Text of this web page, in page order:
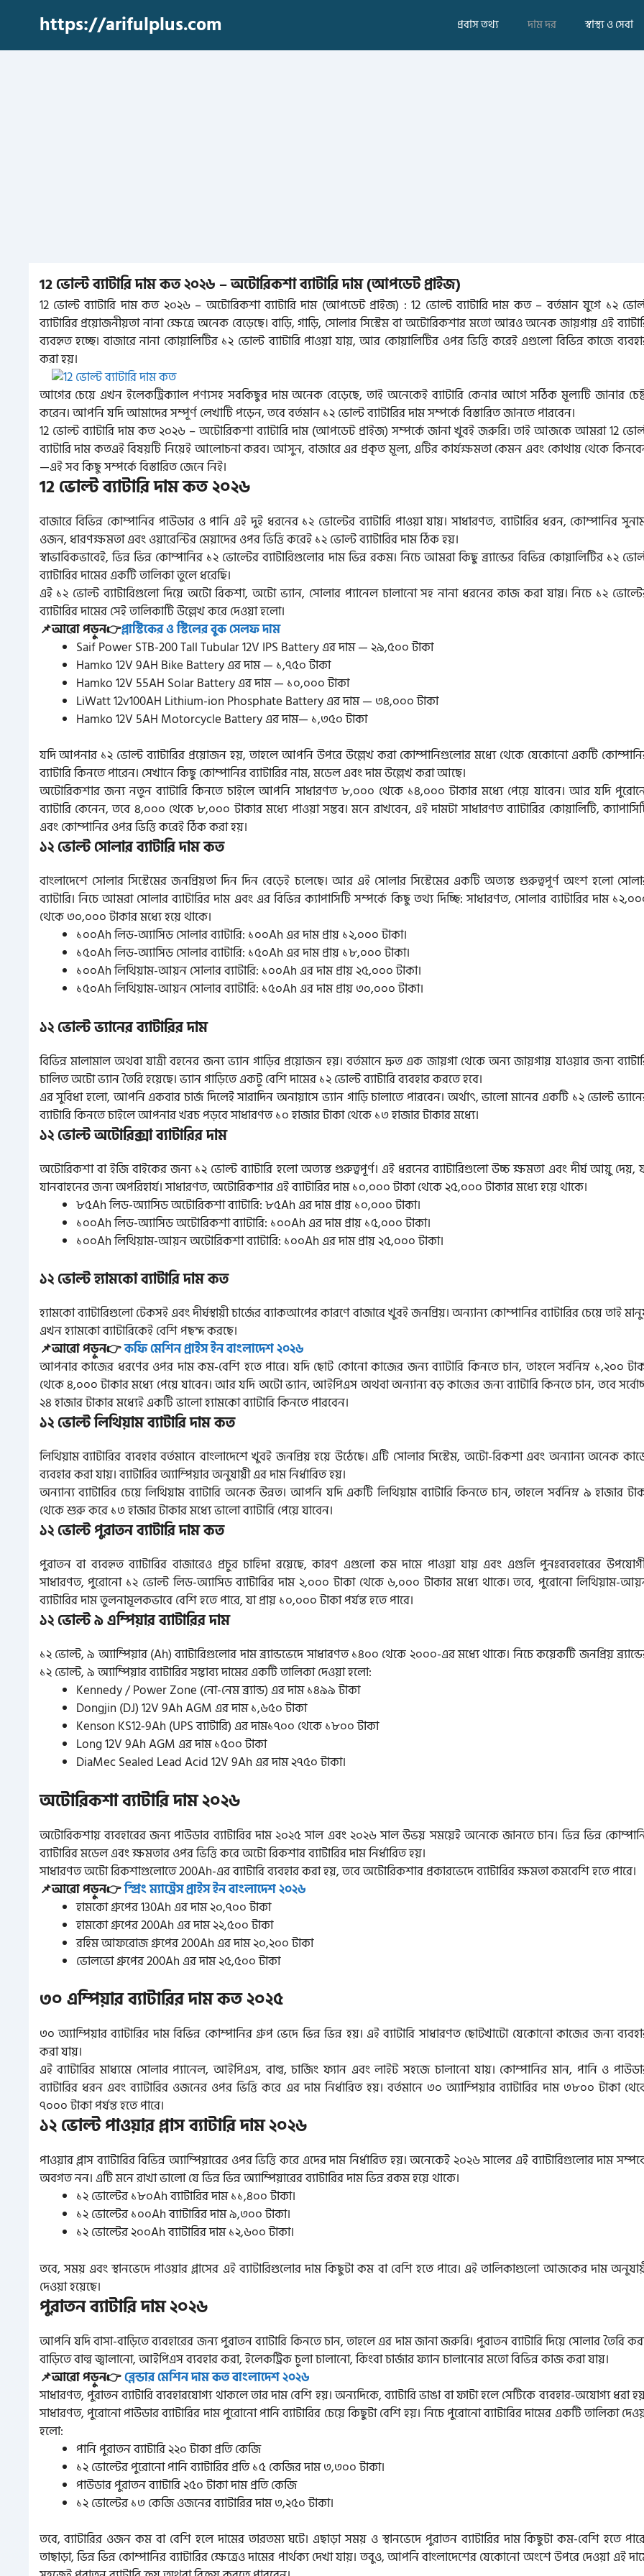
https://arifulplus.com প্রবাস তথ্য দাম দর স্বাস্থ্য ও সেবা
12 ভোল্ট ব্যাটারি দাম কত ২০২৬ – অটোরিকশা ব্যাটারি দাম (আপডেট প্রাইজ)
12 ভোল্ট ব্যাটারি দাম কত ২০২৬ – অটোরিকশা ব্যাটারি দাম (আপডেট প্রাইজ) : 12 ভোল্ট ব্যাটারি দাম কত – বর্তমান যুগে ১২
ব্যাটারির প্রয়োজনীয়তা নানা ক্ষেত্রে অনেক বেড়েছে। বাড়ি, গাড়ি, সোলার সিস্টেম বা অটোরিকশার মতো আরও অনেক জায়গায় এই
ব্যবহৃত হচ্ছে। বাজারে নানা কোয়ালিটির ১২ ভোল্ট ব্যাটারি পাওয়া যায়, আর কোয়ালিটির ওপর ভিত্তি করেই এগুলো বিভিন্ন কাজে
করা হয়।
আগের চেয়ে এখন ইলেকট্রিক্যাল পণ্যসহ সবকিছুর দাম অনেক বেড়েছে, তাই অনেকেই ব্যাটারি কেনার আগে সঠিক মূল্যটি জানার
করেন। আপনি যদি আমাদের সম্পূর্ণ লেখাটি পড়েন, তবে বর্তমান ১২ ভোল্ট ব্যাটারির দাম সম্পর্কে বিস্তারিত জানতে পারবেন।
12 ভোল্ট ব্যাটারি দাম কত ২০২৬ – অটোরিকশা ব্যাটারি দাম (আপডেট প্রাইজ) সম্পর্কে জানা খুবই জরুরি। তাই আজকে আমরা 12
ব্যাটারি দাম কতএই বিষয়টি নিয়েই আলোচনা করব। আসুন, বাজারে এর প্রকৃত মূল্য, এটির কার্যক্ষমতা কেমন এবং কোথায় থেকে
—এই সব কিছু সম্পর্কে বিস্তারিত জেনে নিই।
12 ভোল্ট ব্যাটারি দাম কত ২০২৬
বাজারে বিভিন্ন কোম্পানির পাউডার ও পানি এই দুই ধরনের ১২ ভোল্টের ব্যাটারি পাওয়া যায়। সাধারণত, ব্যাটারির ধরন, কোম্পানির
ওজন, ধারণক্ষমতা এবং ওয়ারেন্টির মেয়াদের ওপর ভিত্তি করেই ১২ ভোল্ট ব্যাটারির দাম ঠিক হয়।
স্বাভাবিকভাবেই, ভিন্ন ভিন্ন কোম্পানির ১২ ভোল্টের ব্যাটারিগুলোর দাম ভিন্ন রকম। নিচে আমরা কিছু ব্র্যান্ডের বিভিন্ন কোয়ালিটির ১২
ব্যাটারির দামের একটি তালিকা তুলে ধরেছি।
এই ১২ ভোল্ট ব্যাটারিগুলো দিয়ে অটো রিকশা, অটো ভ্যান, সোলার প্যানেল চালানো সহ নানা ধরনের কাজ করা যায়। নিচে ১২
ব্যাটারির দামের সেই তালিকাটি উল্লেখ করে দেওয়া হলো।
📌আরো পড়ুন👉প্লাস্টিকের ও স্টিলের বুক সেলফ দাম
Saif Power STB-200 Tall Tubular 12V IPS Battery এর দাম — ২৯,৫০০ টাকা
Hamko 12V 9AH Bike Battery এর দাম — ১,৭৫০ টাকা
Hamko 12V 55AH Solar Battery এর দাম — ১০,০০০ টাকা
LiWatt 12v100AH Lithium-ion Phosphate Battery এর দাম — ৩৪,০০০ টাকা
Hamko 12V 5AH Motorcycle Battery এর দাম— ১,৩৫০ টাকা
যদি আপনার ১২ ভোল্ট ব্যাটারির প্রয়োজন হয়, তাহলে আপনি উপরে উল্লেখ করা কোম্পানিগুলোর মধ্যে থেকে যেকোনো একটি
ব্যাটারি কিনতে পারেন। সেখানে কিছু কোম্পানির ব্যাটারির নাম, মডেল এবং দাম উল্লেখ করা আছে।
অটোরিকশার জন্য নতুন ব্যাটারি কিনতে চাইলে আপনি সাধারণত ৮,০০০ থেকে ১৪,০০০ টাকার মধ্যে পেয়ে যাবেন। আর যদি
ব্যাটারি কেনেন, তবে ৪,০০০ থেকে ৮,০০০ টাকার মধ্যে পাওয়া সম্ভব। মনে রাখবেন, এই দামটা সাধারণত ব্যাটারির কোয়ালিটি,
এবং কোম্পানির ওপর ভিত্তি করেই ঠিক করা হয়।
১২ ভোল্ট সোলার ব্যাটারি দাম কত
বাংলাদেশে সোলার সিস্টেমের জনপ্রিয়তা দিন দিন বেড়েই চলেছে। আর এই সোলার সিস্টেমের একটি অত্যন্ত গুরুত্বপূর্ণ অংশ হলো
ব্যাটারি। নিচে আমরা সোলার ব্যাটারির দাম এবং এর বিভিন্ন ক্যাপাসিটি সম্পর্কে কিছু তথ্য দিচ্ছি: সাধারণত, সোলার ব্যাটারির দাম
থেকে ৩০,০০০ টাকার মধ্যে হয়ে থাকে।
১০০Ah লিড-অ্যাসিড সোলার ব্যাটারি: ১০০Ah এর দাম প্রায় ১২,০০০ টাকা।
১৫০Ah লিড-অ্যাসিড সোলার ব্যাটারি: ১৫০Ah এর দাম প্রায় ১৮,০০০ টাকা।
১০০Ah লিথিয়াম-আয়ন সোলার ব্যাটারি: ১০০Ah এর দাম প্রায় ২৫,০০০ টাকা।
১৫০Ah লিথিয়াম-আয়ন সোলার ব্যাটারি: ১৫০Ah এর দাম প্রায় ৩০,০০০ টাকা।
১২ ভোল্ট ভ্যানের ব্যাটারির দাম
বিভিন্ন মালামাল অথবা যাত্রী বহনের জন্য ভ্যান গাড়ির প্রয়োজন হয়। বর্তমানে দ্রুত এক জায়গা থেকে অন্য জায়গায় যাওয়ার জন্য
চালিত অটো ভ্যান তৈরি হয়েছে। ভ্যান গাড়িতে একটু বেশি দামের ১২ ভোল্ট ব্যাটারি ব্যবহার করতে হবে।
এর সুবিধা হলো, আপনি একবার চার্জ দিলেই সারাদিন অনায়াসে ভ্যান গাড়ি চালাতে পারবেন। অর্থাৎ, ভালো মানের একটি ১২ ভোল্ট
ব্যাটারি কিনতে চাইলে আপনার খরচ পড়বে সাধারণত ১০ হাজার টাকা থেকে ১৩ হাজার টাকার মধ্যে।
১২ ভোল্ট অটোরিক্সা ব্যাটারির দাম
অটোরিকশা বা ইজি বাইকের জন্য ১২ ভোল্ট ব্যাটারি হলো অত্যন্ত গুরুত্বপূর্ণ। এই ধরনের ব্যাটারিগুলো উচ্চ ক্ষমতা এবং দীর্ঘ আয়ু দেয়,
যানবাহনের জন্য অপরিহার্য। সাধারণত, অটোরিকশার এই ব্যাটারির দাম ১০,০০০ টাকা থেকে ২৫,০০০ টাকার মধ্যে হয়ে থাকে।
৮৫Ah লিড-অ্যাসিড অটোরিকশা ব্যাটারি: ৮৫Ah এর দাম প্রায় ১০,০০০ টাকা।
১০০Ah লিড-অ্যাসিড অটোরিকশা ব্যাটারি: ১০০Ah এর দাম প্রায় ১৫,০০০ টাকা।
১০০Ah লিথিয়াম-আয়ন অটোরিকশা ব্যাটারি: ১০০Ah এর দাম প্রায় ২৫,০০০ টাকা।
১২ ভোল্ট হ্যামকো ব্যাটারি দাম কত
হ্যামকো ব্যাটারিগুলো টেকসই এবং দীর্ঘস্থায়ী চার্জের ব্যাকআপের কারণে বাজারে খুবই জনপ্রিয়। অন্যান্য কোম্পানির ব্যাটারির চেয়ে তাই
এখন হ্যামকো ব্যাটারিকেই বেশি পছন্দ করছে।
📌আরো পড়ুন👉কফি মেশিন প্রাইস ইন বাংলাদেশ ২০২৬
আপনার কাজের ধরণের ওপর দাম কম-বেশি হতে পারে। যদি ছোট কোনো কাজের জন্য ব্যাটারি কিনতে চান, তাহলে সর্বনিম্ন ১,২০০
থেকে ৪,০০০ টাকার মধ্যে পেয়ে যাবেন। আর যদি অটো ভ্যান, আইপিএস অথবা অন্যান্য বড় কাজের জন্য ব্যাটারি কিনতে চান, তবে
২৪ হাজার টাকার মধ্যেই একটি ভালো হ্যামকো ব্যাটারি কিনতে পারবেন।
১২ ভোল্ট লিথিয়াম ব্যাটারি দাম কত
লিথিয়াম ব্যাটারির ব্যবহার বর্তমানে বাংলাদেশে খুবই জনপ্রিয় হয়ে উঠেছে। এটি সোলার সিস্টেম, অটো-রিকশা এবং অন্যান্য অনেক
ব্যবহার করা যায়। ব্যাটারির অ্যাম্পিয়ার অনুযায়ী এর দাম নির্ধারিত হয়।
অন্যান্য ব্যাটারির চেয়ে লিথিয়াম ব্যাটারি অনেক উন্নত। আপনি যদি একটি লিথিয়াম ব্যাটারি কিনতে চান, তাহলে সর্বনিম্ন ৯ হাজার
থেকে শুরু করে ১৩ হাজার টাকার মধ্যে ভালো ব্যাটারি পেয়ে যাবেন।
১২ ভোল্ট পুরাতন ব্যাটারি দাম কত
পুরাতন বা ব্যবহৃত ব্যাটারির বাজারেও প্রচুর চাহিদা রয়েছে, কারণ এগুলো কম দামে পাওয়া যায় এবং এগুলি পুনঃব্যবহারের
সাধারণত, পুরোনো ১২ ভোল্ট লিড-অ্যাসিড ব্যাটারির দাম ২,০০০ টাকা থেকে ৬,০০০ টাকার মধ্যে থাকে। তবে, পুরোনো লিথিয়াম-
ব্যাটারির দাম তুলনামূলকভাবে বেশি হতে পারে, যা প্রায় ১০,০০০ টাকা পর্যন্ত হতে পারে।
১২ ভোল্ট ৯ এম্পিয়ার ব্যাটারির দাম
১২ ভোল্ট, ৯ অ্যাম্পিয়ার (Ah) ব্যাটারিগুলোর দাম ব্র্যান্ডভেদে সাধারণত ১৪০০ থেকে ২০০০-এর মধ্যে থাকে। নিচে কয়েকটি জনপ্রিয়
১২ ভোল্ট, ৯ অ্যাম্পিয়ার ব্যাটারির সম্ভাব্য দামের একটি তালিকা দেওয়া হলো:
Kennedy / Power Zone (নো-নেম ব্র্যান্ড) এর দাম ১৪৯৯ টাকা
Dongjin (DJ) 12V 9Ah AGM এর দাম ১,৬৫০ টাকা
Kenson KS12‑9Ah (UPS ব্যাটারি) এর দাম১৭০০ থেকে ১৮০০ টাকা
Long 12V 9Ah AGM এর দাম ১৫০০ টাকা
DiaMec Sealed Lead Acid 12V 9Ah এর দাম ২৭৫০ টাকা।
অটোরিকশা ব্যাটারি দাম ২০২৬
অটোরিকশায় ব্যবহারের জন্য পাউডার ব্যাটারির দাম ২০২৫ সাল এবং ২০২৬ সাল উভয় সময়েই অনেকে জানতে চান। ভিন্ন ভিন্ন
ব্যাটারির মডেল এবং ক্ষমতার ওপর ভিত্তি করে অটো রিকশার ব্যাটারির দাম নির্ধারিত হয়।
সাধারণত অটো রিকশাগুলোতে 200Ah-এর ব্যাটারি ব্যবহার করা হয়, তবে অটোরিকশার প্রকারভেদে ব্যাটারির ক্ষমতা কমবেশি হতে পারে।
📌আরো পড়ুন👉স্প্রিং ম্যাট্রেস প্রাইস ইন বাংলাদেশ ২০২৬
হামকো গ্রুপের 130Ah এর দাম ২০,৭০০ টাকা
হামকো গ্রুপের 200Ah এর দাম ২২,৫০০ টাকা
রহিম আফরোজ গ্রুপের 200Ah এর দাম ২০,২০০ টাকা
ভোলভো গ্রুপের 200Ah এর দাম ২৫,৫০০ টাকা
৩০ এম্পিয়ার ব্যাটারির দাম কত ২০২৫
৩০ অ্যাম্পিয়ার ব্যাটারির দাম বিভিন্ন কোম্পানির গ্রুপ ভেদে ভিন্ন ভিন্ন হয়। এই ব্যাটারি সাধারণত ছোটখাটো যেকোনো কাজের জন্য
করা যায়।
এই ব্যাটারির মাধ্যমে সোলার প্যানেল, আইপিএস, বাল্ব, চার্জিং ফ্যান এবং লাইট সহজে চালানো যায়। কোম্পানির মান, পানি ও
ব্যাটারির ধরন এবং ব্যাটারির ওজনের ওপর ভিত্তি করে এর দাম নির্ধারিত হয়। বর্তমানে ৩০ অ্যাম্পিয়ার ব্যাটারির দাম ৩৮০০ টাকা
৭০০০ টাকা পর্যন্ত হতে পারে।
১২ ভোল্ট পাওয়ার প্লাস ব্যাটারি দাম ২০২৬
পাওয়ার প্লাস ব্যাটারির বিভিন্ন অ্যাম্পিয়ারের ওপর ভিত্তি করে এদের দাম নির্ধারিত হয়। অনেকেই ২০২৬ সালের এই ব্যাটারিগুলোর দাম
অবগত নন। এটি মনে রাখা ভালো যে ভিন্ন ভিন্ন অ্যাম্পিয়ারের ব্যাটারির দাম ভিন্ন রকম হয়ে থাকে।
১২ ভোল্টের ১৮০Ah ব্যাটারির দাম ১১,৪০০ টাকা।
১২ ভোল্টের ১০০Ah ব্যাটারির দাম ৯,৩০০ টাকা।
১২ ভোল্টের ২০০Ah ব্যাটারির দাম ১২,৬০০ টাকা।
তবে, সময় এবং স্থানভেদে পাওয়ার প্লাসের এই ব্যাটারিগুলোর দাম কিছুটা কম বা বেশি হতে পারে। এই তালিকাগুলো আজকের দাম
দেওয়া হয়েছে।
পুরাতন ব্যাটারি দাম ২০২৬
আপনি যদি বাসা-বাড়িতে ব্যবহারের জন্য পুরাতন ব্যাটারি কিনতে চান, তাহলে এর দাম জানা জরুরি। পুরাতন ব্যাটারি দিয়ে সোলার তৈরি
বাড়িতে বাল্ব জ্বালানো, আইপিএস ব্যবহার করা, ইলেকট্রিক চুলা চালানো, কিংবা চার্জার ফ্যান চালানোর মতো বিভিন্ন কাজ করা যায়।
📌আরো পড়ুন👉ব্লেন্ডার মেশিন দাম কত বাংলাদেশ ২০২৬
সাধারণত, পুরাতন ব্যাটারি ব্যবহারযোগ্য থাকলে তার দাম বেশি হয়। অন্যদিকে, ব্যাটারি ভাঙা বা ফাটা হলে সেটিকে ব্যবহার-অযোগ্য ধরা
সাধারণত, পুরোনো পাউডার ব্যাটারির দাম পুরোনো পানি ব্যাটারির চেয়ে কিছুটা বেশি হয়। নিচে পুরোনো ব্যাটারির দামের একটি তালিকা
হলো:
পানি পুরাতন ব্যাটারি ২২০ টাকা প্রতি কেজি
১২ ভোল্টের পুরোনো পানি ব্যাটারির প্রতি ১৫ কেজির দাম ৩,৩০০ টাকা।
পাউডার পুরাতন ব্যাটারি ২৫০ টাকা দাম প্রতি কেজি
১২ ভোল্টের ১৩ কেজি ওজনের ব্যাটারির দাম ৩,২৫০ টাকা।
তবে, ব্যাটারির ওজন কম বা বেশি হলে দামের তারতম্য ঘটে। এছাড়া সময় ও স্থানভেদে পুরাতন ব্যাটারির দাম কিছুটা কম-বেশি হতে
তাছাড়া, ভিন্ন ভিন্ন কোম্পানির ব্যাটারির ক্ষেত্রেও দামের পার্থক্য দেখা যায়। তবুও, আপনি বাংলাদেশের যেকোনো অংশে উপরে দেওয়া এই